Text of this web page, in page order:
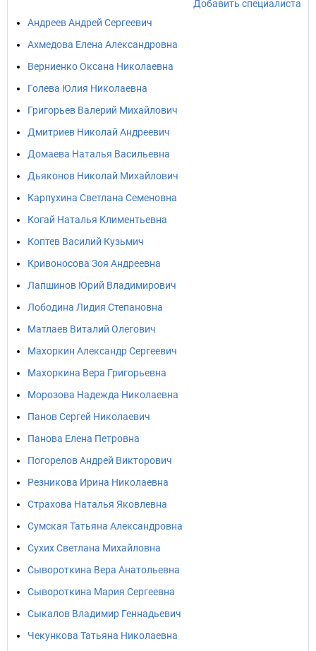
Добавить специалиста
Андреев Андрей Сергеевич
Ахмедова Елена Александровна
Верниенко Оксана Николаевна
Голева Юлия Николаевна
Григорьев Валерий Михайлович
Дмитриев Николай Андреевич
Домаева Наталья Васильевна
Дьяконов Николай Михайлович
Карпухина Светлана Семеновна
Когай Наталья Климентьевна
Коптев Василий Кузьмич
Кривоносова Зоя Андреевна
Лапшинов Юрий Владимирович
Лободина Лидия Степановна
Матлаев Виталий Олегович
Махоркин Александр Сергеевич
Махоркина Вера Григорьевна
Морозова Надежда Николаевна
Панов Сергей Николаевич
Панова Елена Петровна
Погорелов Андрей Викторович
Резникова Ирина Николаевна
Страхова Наталья Яковлевна
Сумская Татьяна Александровна
Сухих Светлана Михайловна
Сывороткина Вера Анатольевна
Сывороткина Мария Сергеевна
Сыкалов Владимир Геннадьевич
Чекункова Татьяна Николаевна